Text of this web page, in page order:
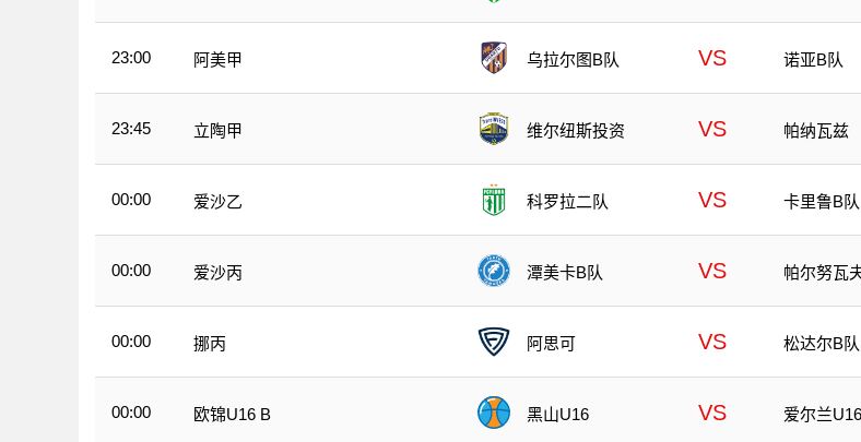
23:00 阿美甲 乌拉尔图B队 VS 诺亚B队
23:45 立陶甲 维尔纽斯投资 VS 帕纳瓦兹
00:00 爱沙乙 科罗拉二队 VS 卡里鲁B队
00:00 爱沙丙 潭美卡B队 VS
帕尔努瓦
00:00 挪丙 阿思可 VS 松达尔B队
00:00 欧锦U16 B 黑山U16 VS 爱尔兰U16